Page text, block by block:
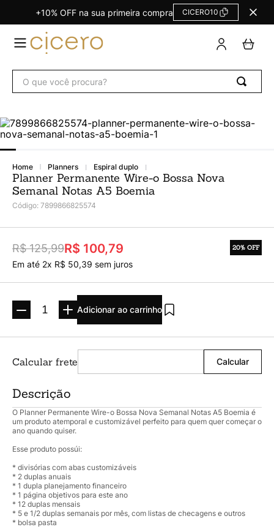
+10% OFF na sua primeira compra CICERO10
planners espiral duplo
Planner Permanente Wire-o Bossa Nova
Semanal Notas A5 Boemia
Código: 7899866825574
R$ 125,99R$ 100,79
Em até 2x R$ 50,39 sem juros
20% OFF
Adicionar ao carrinho
Descrição
O Planner Permanente Wire-o Bossa Nova Semanal Notas A5 Boemia é
um produto atemporal e customizável perfeito para quem quer começar o
ano quando quiser.
Esse produto possúi:
* divisórias com abas customizáveis
* 2 duplas anuais
* 1 dupla planejamento financeiro
* 1 página objetivos para este ano
* 12 duplas mensais
* 5 e 1/2 duplas semanais por mês, com listas de checagens e outros
* bolsa pasta
TERMOS
MAIS
Agendas Calendários
3ºFichário
4ºCaderno
Planner
Planner Permanente
Trancoso
Caderneta